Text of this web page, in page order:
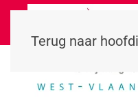
Terug naar